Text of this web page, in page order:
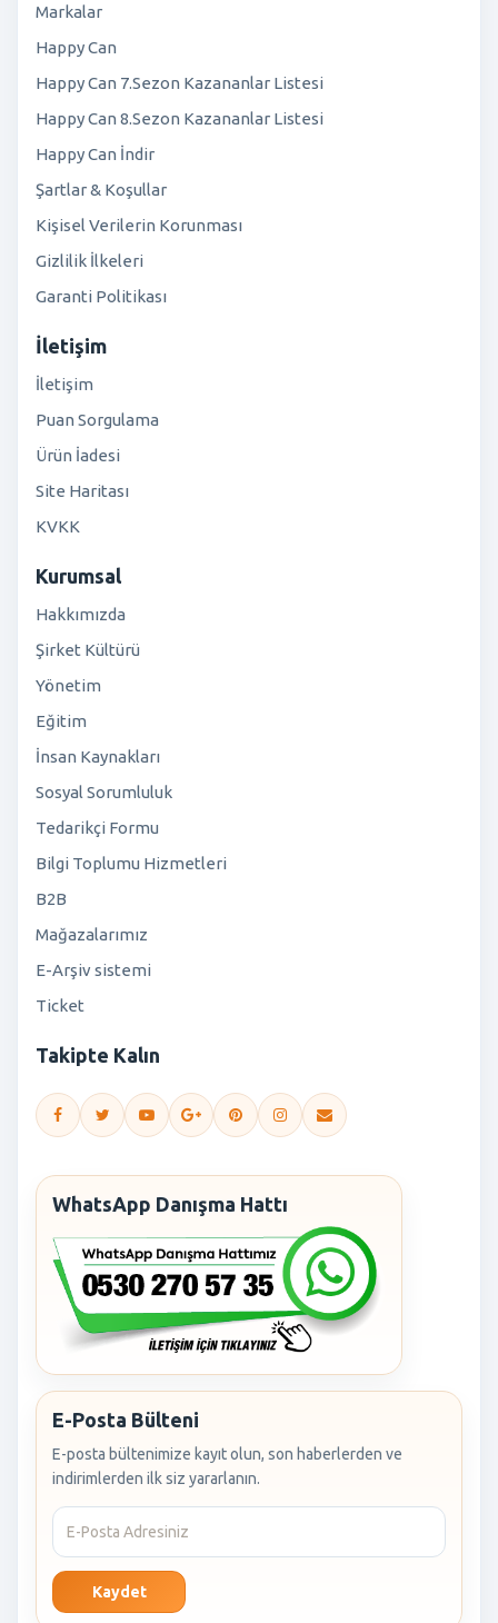
Markalar
Happy Can
Happy Can 7.Sezon Kazananlar Listesi
Happy Can 8.Sezon Kazananlar Listesi
Happy Can İndir
Şartlar & Koşullar
Kişisel Verilerin Korunması
Gizlilik İlkeleri
Garanti Politikası
İletişim
İletişim
Puan Sorgulama
Ürün İadesi
Site Haritası
KVKK
Kurumsal
Hakkımızda
Şirket Kültürü
Yönetim
Eğitim
İnsan Kaynakları
Sosyal Sorumluluk
Tedarikçi Formu
Bilgi Toplumu Hizmetleri
B2B
Mağazalarımız
E-Arşiv sistemi
Ticket
Takipte Kalın
WhatsApp Danışma Hattı
E-Posta Bülteni
E-posta bültenimize kayıt olun, son haberlerden ve
indirimlerden ilk siz yararlanın.
Kaydet